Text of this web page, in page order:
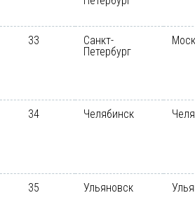
33
Санкт-
Петербург
34 Челябинск
35 Ульяновск